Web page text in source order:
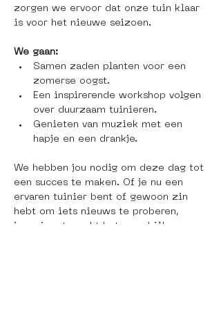
zorgen we ervoor dat onze tuin klaar
is voor het nieuwe seizoen.
We gaan:
Samen zaden planten voor een
zomerse oogst.
Een inspirerende workshop volgen
over duurzaam tuinieren.
Genieten van muziek met een
hapje en een drankje.
We hebben jou nodig om deze dag tot
een succes te maken. Of je nu een
ervaren tuinier bent of gewoon zin
hebt om iets nieuws te proberen,
jouw inzet maakt het verschil!